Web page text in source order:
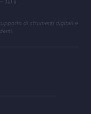
Italia
di strumenti digitali e